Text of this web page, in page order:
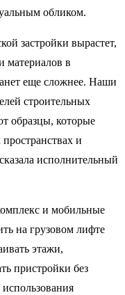
обликом.
застройки вырастет,
материалов в
еще сложнее. Наши
строительных
образцы, которые
и
исполнительный
и мобильные
на грузовом лифте
этажи,
пристройки без